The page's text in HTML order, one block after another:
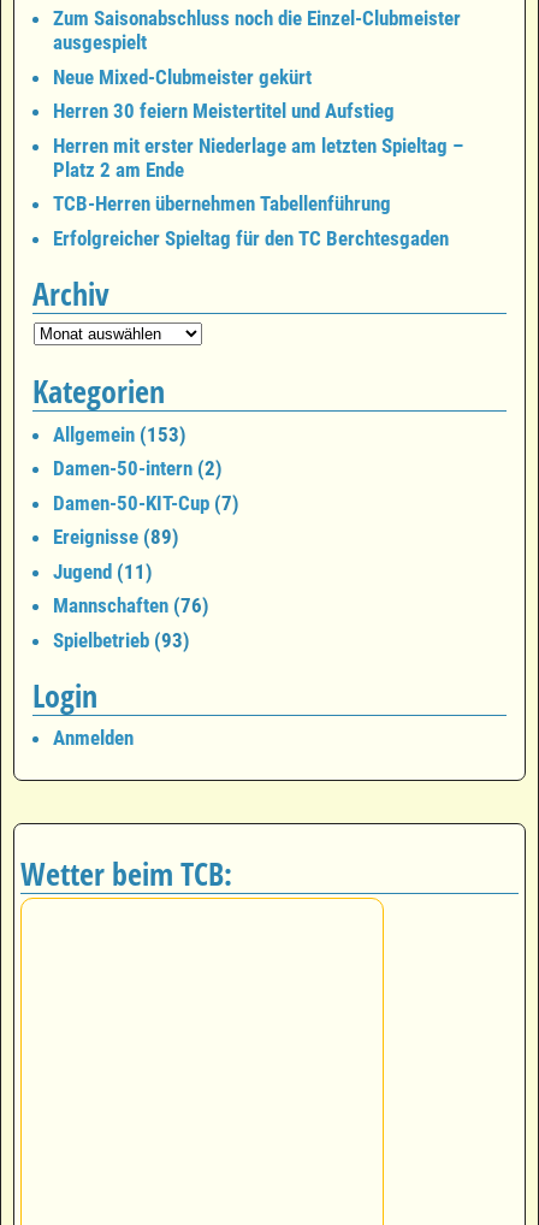
Zum Saisonabschluss noch die Einzel-Clubmeister
ausgespielt
Neue Mixed-Clubmeister gekürt
Herren 30 feiern Meistertitel und Aufstieg
Herren mit erster Niederlage am letzten Spieltag –
Platz 2 am Ende
TCB-Herren übernehmen Tabellenführung
Erfolgreicher Spieltag für den TC Berchtesgaden
Archiv
Kategorien
Allgemein (153)
Damen-50-intern (2)
Damen-50-KIT-Cup (7)
Ereignisse (89)
Jugend (11)
Mannschaften (76)
Spielbetrieb (93)
Login
Anmelden
Wetter beim TCB: